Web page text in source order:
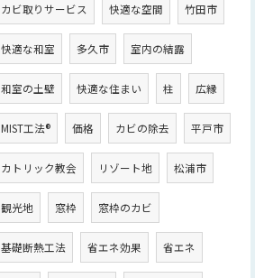
カビ取りサービス 快適な空間 竹田市
快適な和室 多久市 室内の結露
和室の土壁 快適な住まい 柱 広縁
MIST工法® 価格 カビの除去 平戸市
カトリック教会 リゾート地 松浦市
観光地 窓枠 窓枠のカビ
基礎断熱工法 省エネ効果 省エネ